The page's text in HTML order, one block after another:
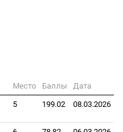
Место Баллы
Дата
5 199.02 08.03.2026